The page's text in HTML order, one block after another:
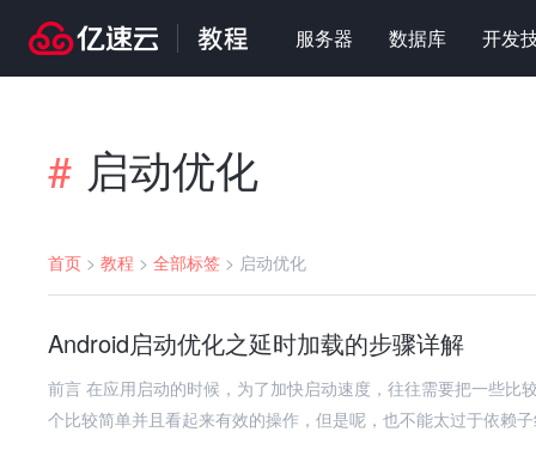
服务器 数据库 开发
# 启动优化
首页 > 教程 > 全部标签 > 启动优化
Android启动优化之延时加载的步骤详解
前言 在应用启动的时候，为了加快启动速度，往往需要把一些比较重的操作放到子线程中，或者是延时加载。将任务放在子线程中是一
个比较简单并且看起来有效的操作，但是呢，也不能太过于依赖